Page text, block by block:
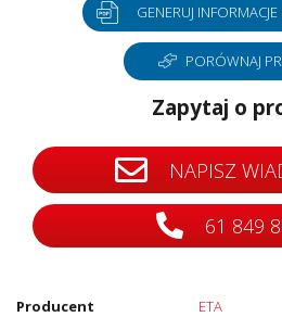
GENERUJ
PORÓWNAJ
Zapytaj o
NAPISZ
61 849
Producent
ETA